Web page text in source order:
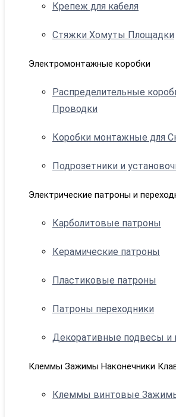
Крепеж для кабеля
Стяжки Хомуты Площадки
Электромонтажные коробки
Распределительные
Проводки
Коробки монтажные для
Подрозетники и
Электрические патроны и
Карболитовые патроны
Керамические патроны
Пластиковые патроны
Патроны переходники
Декоративные подвесы и
Клеммы Зажимы Наконечники
Клеммы винтовые